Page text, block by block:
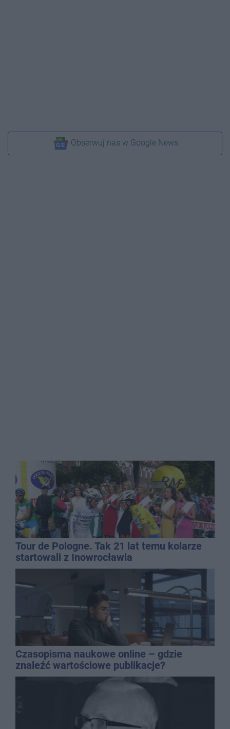
Obserwuj nas w Google News
Tour de Pologne. Tak 21 lat temu kolarze
startowali z Inowrocławia
Czasopisma naukowe online – gdzie
znaleźć wartościowe publikacje?